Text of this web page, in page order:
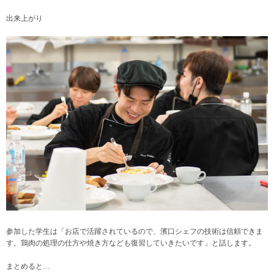
出来上がり
参加した学生は「お店で活躍されているので、濱口シェフの技術は信頼できま
す。鶏肉の処理の仕方や焼き方なども復習していきたいです」と話します。
まとめると…